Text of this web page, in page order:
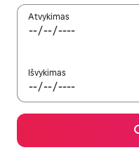
Atvykimas
Išvykimas